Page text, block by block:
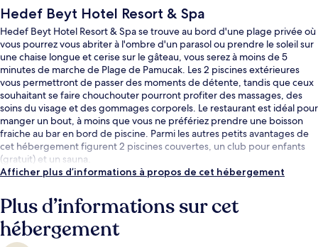
Hedef Beyt Hotel Resort & Spa
Hedef Beyt Hotel Resort & Spa se trouve au bord d'une plage privée où
vous pourrez vous abriter à l'ombre d'un parasol ou prendre le soleil sur
une chaise longue et cerise sur le gâteau, vous serez à moins de 5
minutes de marche de Plage de Pamucak. Les 2 piscines extérieures
vous permettront de passer des moments de détente, tandis que ceux
souhaitant se faire chouchouter pourront profiter des massages, des
soins du visage et des gommages corporels. Le restaurant est idéal pour
manger un bout, à moins que vous ne préfériez prendre une boisson
fraiche au bar en bord de piscine. Parmi les autres petits avantages de
cet hébergement figurent 2 piscines couvertes, un club pour enfants
(gratuit) et un sauna.
Afficher plus d’informations à propos de cet hébergement
Plus d’informations sur cet
hébergement